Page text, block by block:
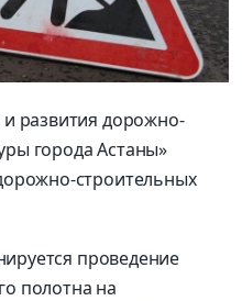
и развития дорожно-
города Астаны»
строительных
проведение
полотна на